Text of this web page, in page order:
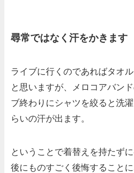
尋常ではなく汗をかきます
ライブに行くのであればタオ
と思いますが、メロコアバン
ブ終わりにシャツを絞ると洗
らいの汗が出ます。
ということで着替えを持たず
後にものすごく後悔することに